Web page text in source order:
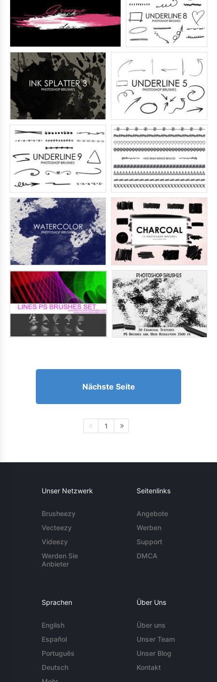
Nächste Seite
1
Unser Netzwerk
Brusheezy
Vecteezy
Videezy
Werden Sie
Anbieter
Seitenlinks
Angebote
Werben
Support
DMCA
Sprachen
English
Español
Português
Deutsch
Über Uns
Über uns
Unser Team
Unser Blog
Kontakt